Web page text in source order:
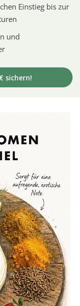
Einstieg bis zur
und
sichern!